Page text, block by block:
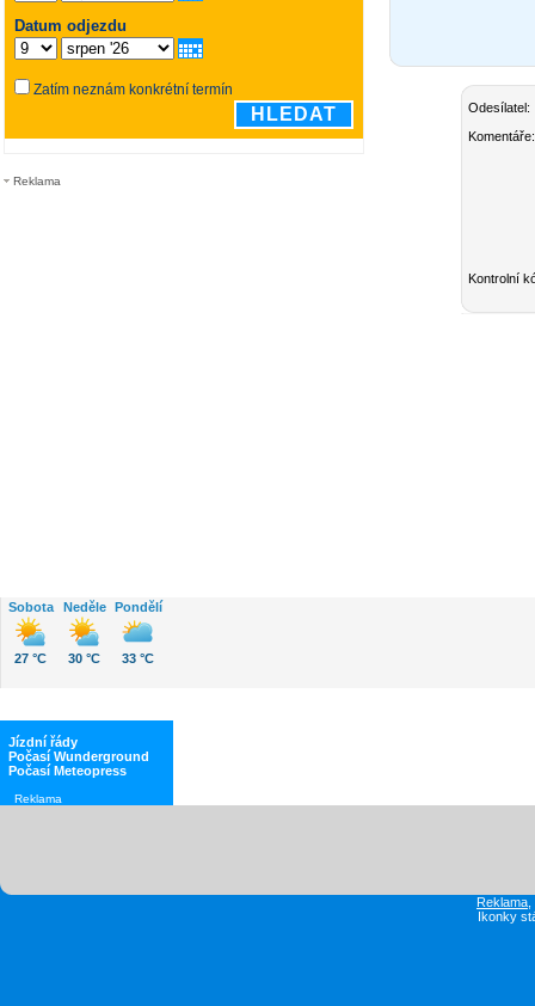
Reklama
Odesílatel:
Komentáře:
Kontrolní
Sobota
27 °C
Neděle
30 °C
Pondělí
33 °C
Jízdní řády
Počasí Wunderground
Počasí Meteopress
Reklama
Reklama
Ikonky